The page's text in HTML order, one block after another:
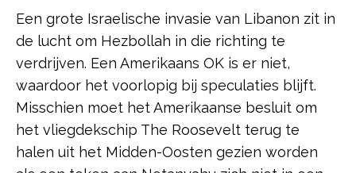
Een grote Israelische invasie van Libanon zit in
de lucht om Hezbollah in die richting te
verdrijven. Een Amerikaans OK is er niet,
waardoor het voorlopig bij speculaties blijft.
Misschien moet het Amerikaanse besluit om
het vliegdekschip The Roosevelt terug te
halen uit het Midden-Oosten gezien worden